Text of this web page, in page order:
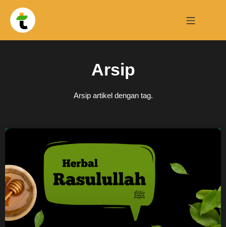
Arsip
Arsip artikel dengan tag.